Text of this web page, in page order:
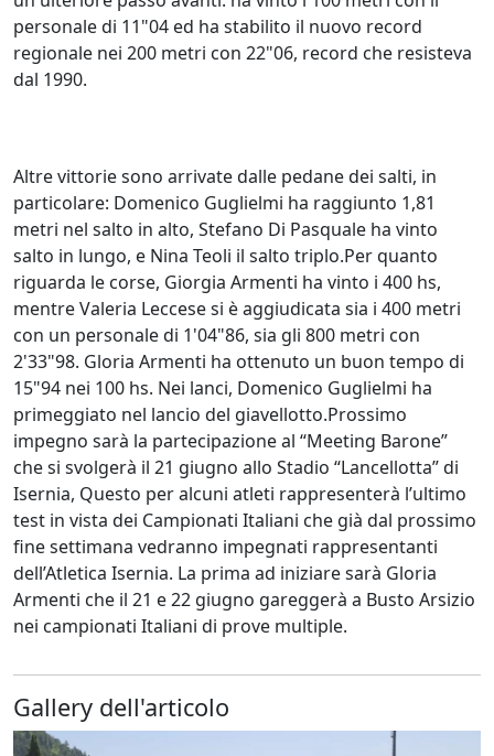
personale di 11"04 ed ha stabilito il nuovo record
regionale nei 200 metri con 22"06, record che resisteva
dal 1990.
Altre vittorie sono arrivate dalle pedane dei salti, in
particolare: Domenico Guglielmi ha raggiunto 1,81
metri nel salto in alto, Stefano Di Pasquale ha vinto
salto in lungo, e Nina Teoli il salto triplo.Per quanto
riguarda le corse, Giorgia Armenti ha vinto i 400 hs,
mentre Valeria Leccese si è aggiudicata sia i 400 metri
con un personale di 1'04"86, sia gli 800 metri con
2'33"98. Gloria Armenti ha ottenuto un buon tempo di
15"94 nei 100 hs. Nei lanci, Domenico Guglielmi ha
primeggiato nel lancio del giavellotto.Prossimo
impegno sarà la partecipazione al “Meeting Barone”
che si svolgerà il 21 giugno allo Stadio “Lancellotta” di
Isernia, Questo per alcuni atleti rappresenterà l’ultimo
test in vista dei Campionati Italiani che già dal prossimo
fine settimana vedranno impegnati rappresentanti
dell’Atletica Isernia. La prima ad iniziare sarà Gloria
Armenti che il 21 e 22 giugno gareggerà a Busto Arsizio
nei campionati Italiani di prove multiple.
Gallery dell'articolo